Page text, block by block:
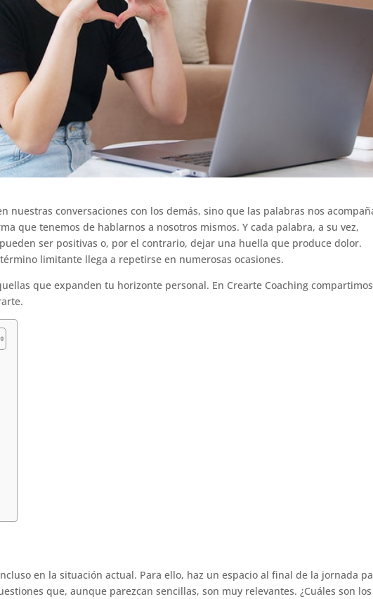
nuestras conversaciones con los demás, sino que las palabras nos
que tenemos de hablarnos a nosotros mismos. Y cada palabra, a su vez,
ser positivas o, por el contrario, dejar una huella que produce dolor.
limitante llega a repetirse en numerosas ocasiones.
que expanden tu horizonte personal. En Crearte Coaching
en la situación actual. Para ello, haz un espacio al final de la jornada
que, aunque parezcan sencillas, son muy relevantes. ¿Cuáles son los